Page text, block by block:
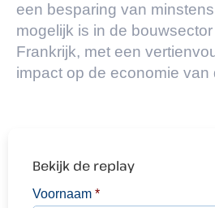
een besparing van
mogelijk is in de
Frankrijk, met een
impact op de economie van
Bekijk de replay
Voornaam *